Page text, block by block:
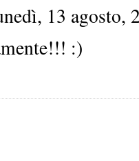
13 agosto,
:)